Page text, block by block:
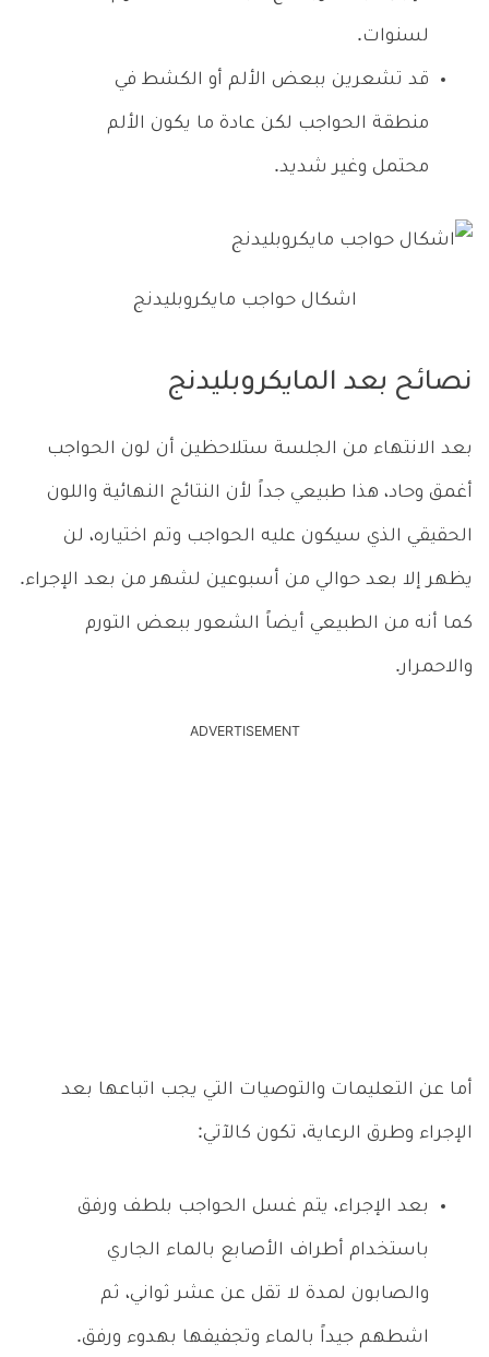
لسنوات.
قد تشعرين ببعض الألم أو الكشط في
منطقة الحواجب لكن عادة ما يكون الألم
محتمل وغير شديد.
اشكال حواجب مايكروبليدنج
نصائح بعد المايكروبليدنج
بعد الانتهاء من الجلسة ستلاحظين أن لون الحواجب
أغمق وحاد، هذا طبيعي جداً لأن النتائج النهائية واللون
الحقيقي الذي سيكون عليه الحواجب وتم اختياره، لن
يظهر إلا بعد حوالي من أسبوعين لشهر من بعد الإجراء.
كما أنه من الطبيعي أيضاً الشعور ببعض التورم
والاحمرار.
ADVERTISEMENT
أما عن التعليمات والتوصيات التي يجب اتباعها بعد
الإجراء وطرق الرعاية، تكون كالآتي:
بعد الإجراء، يتم غسل الحواجب بلطف ورفق
باستخدام أطراف الأصابع بالماء الجاري
والصابون لمدة لا تقل عن عشر ثواني، ثم
اشطهم جيداً بالماء وتجفيفها بهدوء ورفق.